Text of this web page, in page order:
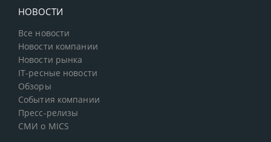
НОВОСТИ
Все новости
Новости компании
Новости рынка
IT-ресные новости
Обзоры
События компании
Пресс-релизы
СМИ о MICS